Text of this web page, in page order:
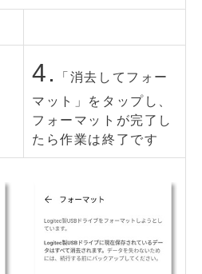
4.
「消去してフォー
マット」をタップし、
フォーマットが完了し
たら作業は終了です